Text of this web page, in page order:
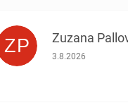
ZP Zuzana
Hodnotenie
3.8.2026